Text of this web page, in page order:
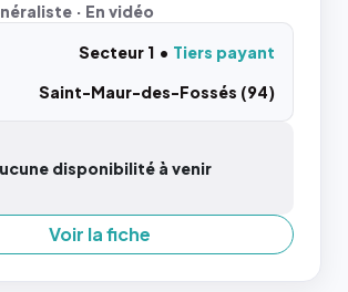
· En vidéo
Secteur 1
Tiers payant
Saint-Maur-des-Fossés (94)
disponibilité à venir
Voir la fiche